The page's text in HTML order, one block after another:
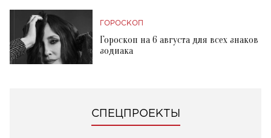
ГОРОСКОП
Гороскоп на 6 августа для всех знаков
зодиака
СПЕЦПРОЕКТЫ